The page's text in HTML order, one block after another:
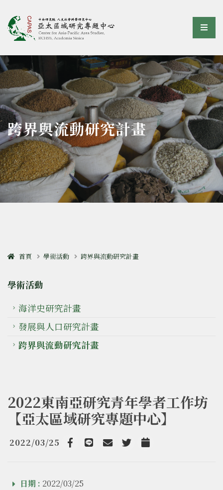
亞太區域研究專題中心選
:::
跨界與流動研究計畫
首頁 學術活動 跨界與流動研究計畫
學術活動
海洋史研究計畫
發展與人口研究計畫
跨界與流動研究計畫
2022東南亞研究青年學者工作坊
【亞太區域研究專題中心】
2022/03/25
Facebook TwitterAdd to Calendar
日期 : 2022/03/25